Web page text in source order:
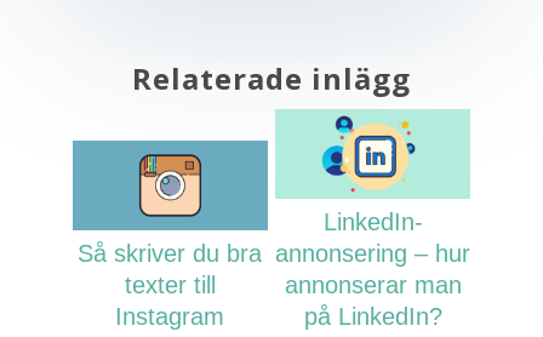
Relaterade inlägg
Så skriver du bra
texter till
Instagram
LinkedIn-
annonsering – hur
annonserar man
på LinkedIn?